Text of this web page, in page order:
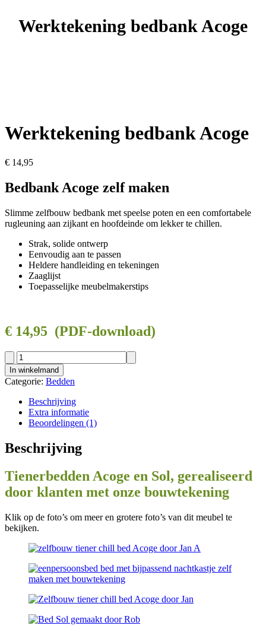
Werktekening bedbank Acoge
Werktekening bedbank Acoge
€ 14,95
Bedbank Acoge zelf maken
Slimme zelfbouw bedbank met speelse poten en een comfortabele
rugleuning aan zijkant en hoofdeinde om lekker te chillen.
Strak, solide ontwerp
Eenvoudig aan te passen
Heldere handleiding en tekeningen
Zaaglijst
Toepasselijke meubelmakerstips
€ 14,95 (PDF-download)
Werktekening
bedbank
Acoge
aantal
In winkelmand
Categorie: Bedden
Beschrijving
Extra informatie
Beoordelingen (1)
Beschrijving
Tienerbedden Acoge en Sol, gerealiseerd
door klanten met onze bouwtekening
Klik op de foto’s om meer en grotere foto’s van dit meubel te
bekijken.